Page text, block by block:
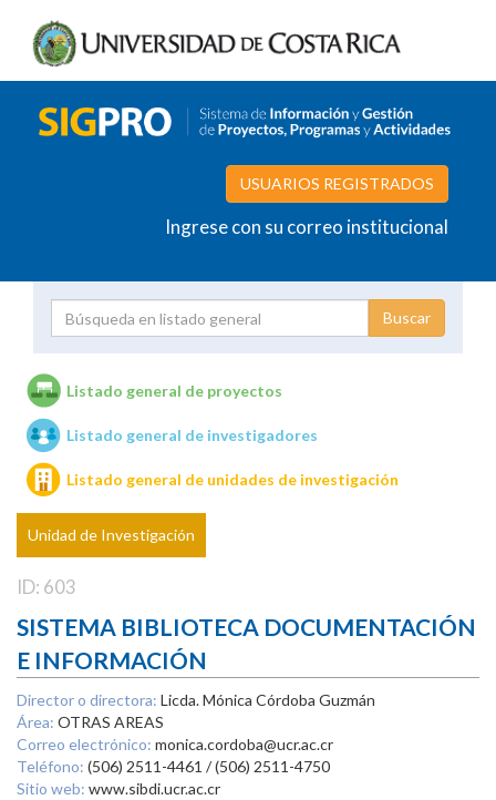
USUARIOS REGISTRADOS
Ingrese con su correo institucional
Unidades de investigación
Listado general de proyectos
Listado general de investigadores
Listado general de unidades de investigación
Unidad de Investigación
ID: 603
SISTEMA BIBLIOTECA DOCUMENTACIÓN
E INFORMACIÓN
Director o directora: Licda. Mónica Córdoba Guzmán
Área: OTRAS AREAS
Correo electrónico: monica.cordoba@ucr.ac.cr
Teléfono: (506) 2511-4461 / (506) 2511-4750
Sitio web: www.sibdi.ucr.ac.cr